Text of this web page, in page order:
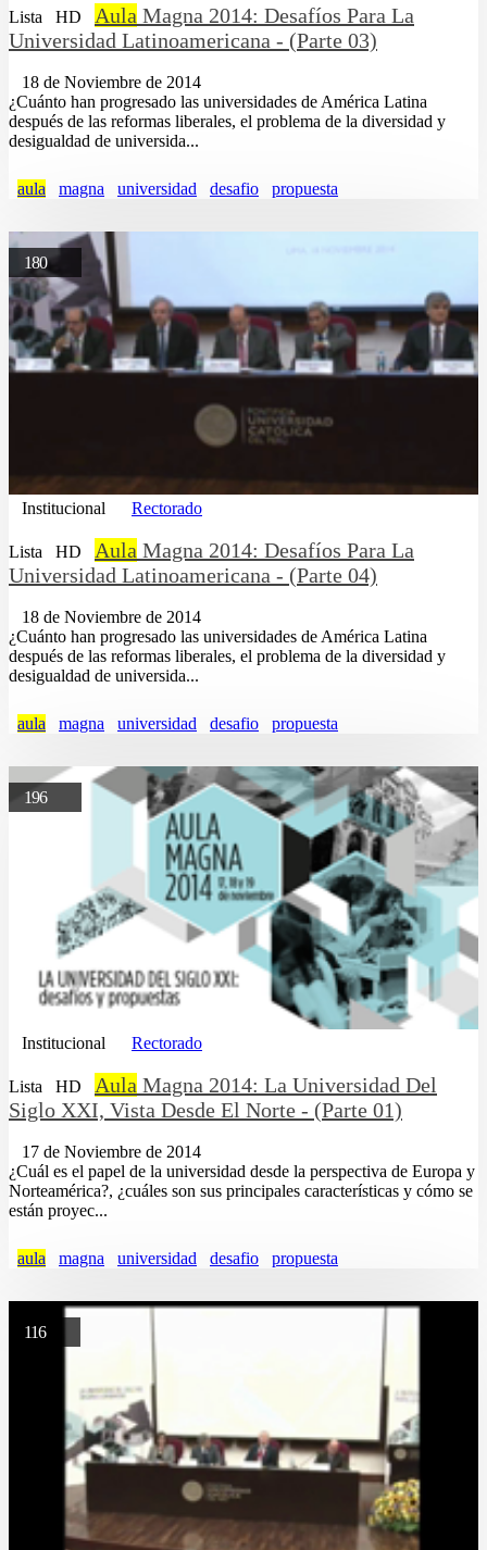
Lista HD Aula Magna 2014: Desafíos Para La
Universidad Latinoamericana - (Parte 03)
18 de Noviembre de 2014
¿Cuánto han progresado las universidades de América Latina
después de las reformas liberales, el problema de la diversidad y
desigualdad de universida...
aula magna universidad desafio propuesta
180
Institucional Rectorado
Lista HD Aula Magna 2014: Desafíos Para La
Universidad Latinoamericana - (Parte 04)
18 de Noviembre de 2014
¿Cuánto han progresado las universidades de América Latina
después de las reformas liberales, el problema de la diversidad y
desigualdad de universida...
aula magna universidad desafio propuesta
196
Institucional Rectorado
Lista HD Aula Magna 2014: La Universidad Del
Siglo XXI, Vista Desde El Norte - (Parte 01)
17 de Noviembre de 2014
¿Cuál es el papel de la universidad desde la perspectiva de Europa y
Norteamérica?, ¿cuáles son sus principales características y cómo se
están proyec...
aula magna universidad desafio propuesta
116